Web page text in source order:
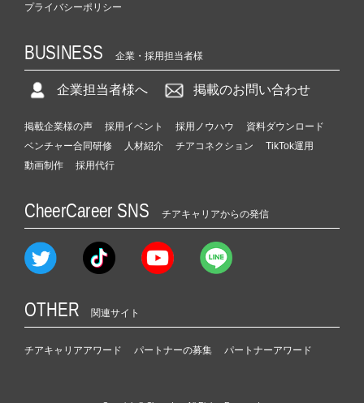
プライバシーポリシー
BUSINESS 企業・採用担当者様
企業担当者様へ 掲載のお問い合わせ
掲載企業様の声 採用イベント 採用ノウハウ
資料ダウンロード
ベンチャー合同研修
人材紹介 チアコネクション
TikTok運用
動画制作
採用代行
CheerCareer SNS チアキャリアからの発信
OTHER 関連サイト
チアキャリアアワード パートナーの募集 パートナーアワード